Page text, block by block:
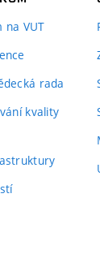
na VUT
rada
kvality